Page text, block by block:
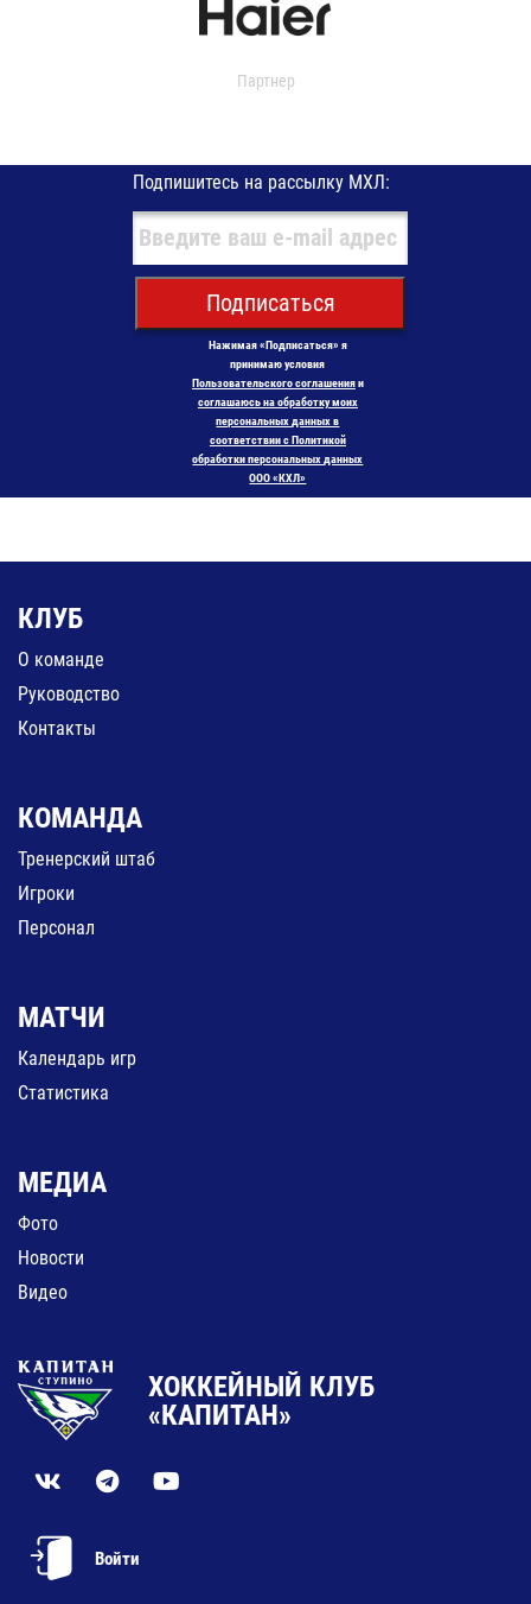
Партнер
Подпишитесь на рассылку МХЛ:
Подписаться
Нажимая «Подписаться» я
принимаю условия
Пользовательского соглашенияи
соглашаюсь на обработку моих
персональных данных в
соответствии с Политикой
обработки персональных данных
ООО «КХЛ»
КЛУБ
О команде
Руководство
Контакты
КОМАНДА
Тренерский штаб
Игроки
Персонал
МАТЧИ
Календарь игр
Статистика
МЕДИА
Фото
Новости
Видео
ХОККЕЙНЫЙ КЛУБ
«КАПИТАН»
Войти